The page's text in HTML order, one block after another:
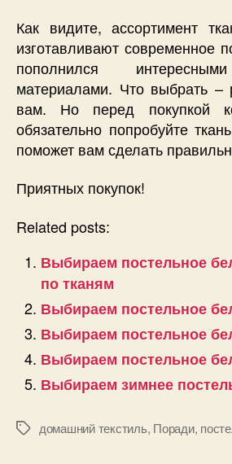
Как видите, ассортимент
изготавливают современное
пополнился
материалами. Что выбрать –
вам. Но перед покупкой
обязательно попробуйте
поможет вам сделать
Приятных покупок!
Related posts:
Выбираем постельное
по тканям
Выбираем постельное
Выбираем постельное
Выбираем постельное
Выбираем зимнее
Позначкидомашний текстиль, Поради,